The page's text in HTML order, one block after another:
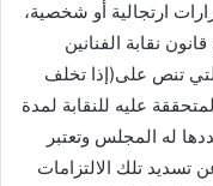
ارتجالية أو شخصية،
لأحكام المادة (8/د) من قانون نقابة الفنانين
1997 وتعديلاته، والتي تنص على(إذا تخلف
عليه للنقابة لمدة
له المجلس وتعتبر
تسديد تلك الالتزامات